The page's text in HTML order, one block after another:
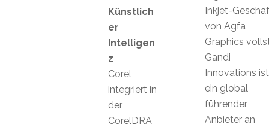
Inkjet-
von Agfa
Graphics
Gandi
Innovations ist
ein global
führender
Anbieter an
Künstlich
er
Intelligen
z
Corel
integriert in
der
CorelDRA